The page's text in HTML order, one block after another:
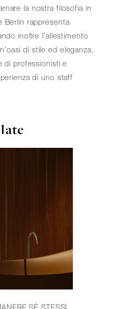
la nostra filosofia in
Berlin rappresenta
inoltre l’allestimento
di stile ed eleganza,
di professionisti e
di uno staff